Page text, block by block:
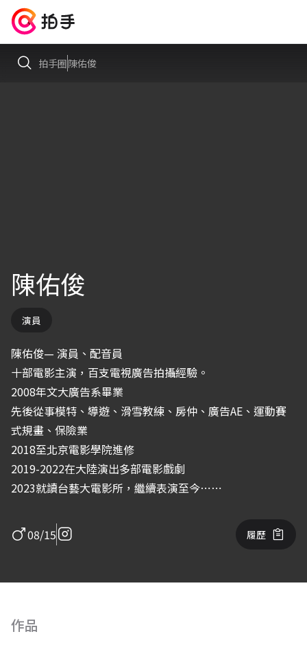
拍手圈陳佑俊
陳佑俊
演員
陳佑俊— 演員、配音員
十部電影主演，百支電視廣告拍攝經驗。
2008年文大廣告系畢業
先後從事模特、導遊、滑雪教練、房仲、廣告AE、運動賽
式規畫、保險業
2018至北京電影學院進修
2019-2022在大陸演出多部電影戲劇
2023就讀台藝大電影所，繼續表演至今⋯⋯
08/15 履歷
作品